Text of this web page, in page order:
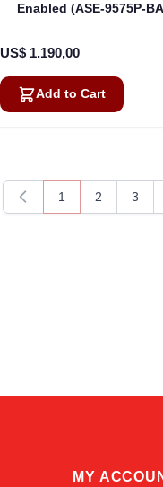
Enabled (ASE-9575P-
US$ 1.190,00
Add to Cart
You're currently
1
Page
2
Page
3
MY